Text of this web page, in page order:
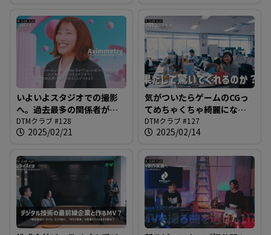
いよいよスタジオでの撮影
へ。過去最多の関係者が唐
澤さんを囲む事態に？？？
＠DTMクラブ #128
DTMクラブ #128
2025/02/21
気がついたらゲームのCGっ
てめちゃくちゃ綺麗になり
ましたよね？バーチャルプ
ロダクションの技術背景を
DTMクラブ #127
DTMクラブ #127
2025/02/14